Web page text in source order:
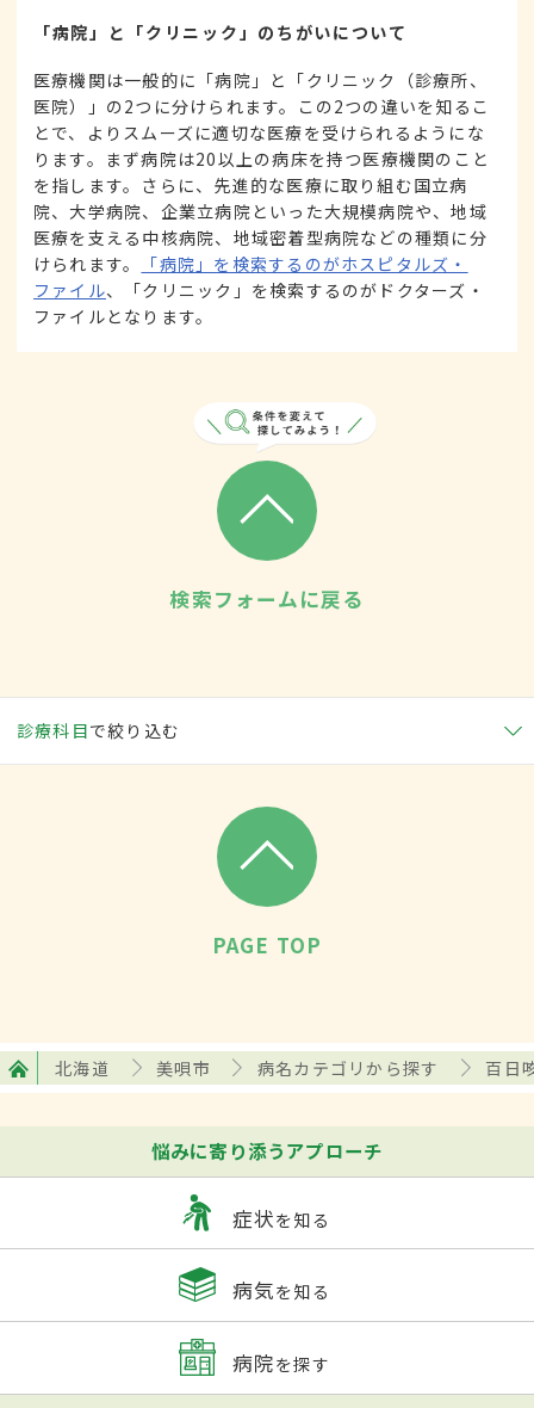
「病院」と「クリニック」のちがいについて
医療機関は一般的に「病院」と「クリニック（診療所、
医院）」の2つに分けられます。この2つの違いを知るこ
とで、よりスムーズに適切な医療を受けられるようにな
ります。まず病院は20以上の病床を持つ医療機関のこと
を指します。さらに、先進的な医療に取り組む国立病
院、大学病院、企業立病院といった大規模病院や、地域
医療を支える中核病院、地域密着型病院などの種類に分
けられます。
「病院」を検索するのがホスピタルズ・
ファイル、「クリニック」を検索するのがドクターズ・
ファイルとなります。
検索フォームに戻る
診療科目で絞り込む
PAGE TOP
北海道 美唄市 病名カテゴリから探す 百日
悩みに寄り添うアプローチ
症状を知る
病気を知る
病院を探す